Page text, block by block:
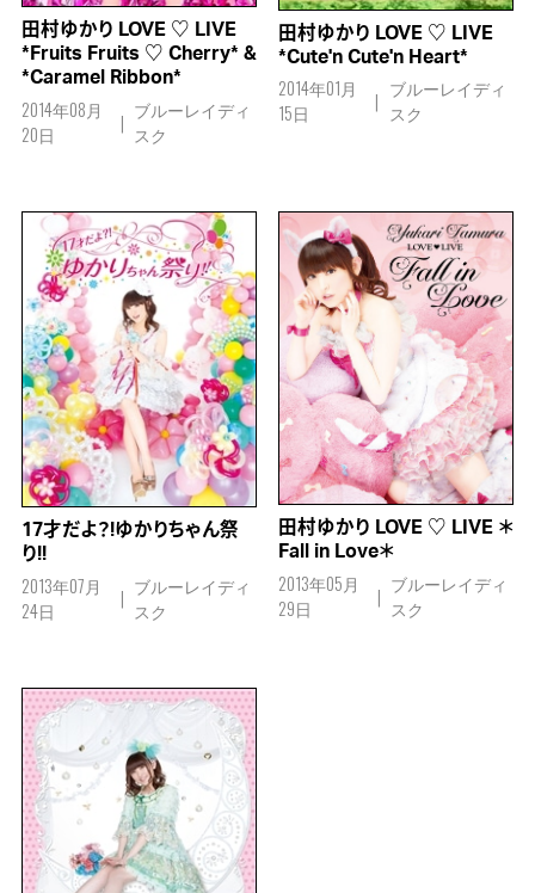
田村ゆかり LOVE ♡ LIVE
*Fruits Fruits ♡ Cherry* &
*Caramel Ribbon*
2014年08月
20日
ブルーレイディ
スク
田村ゆかり LOVE ♡ LIVE
*Cute'n Cute'n Heart*
2014年01月
15日
ブルーレイディ
スク
17才だよ？!ゆかりちゃん祭
り!!
2013年07月
24日
ブルーレイディ
スク
田村ゆかり LOVE ♡ LIVE ＊
Fall in Love＊
2013年05月
29日
ブルーレイディ
スク